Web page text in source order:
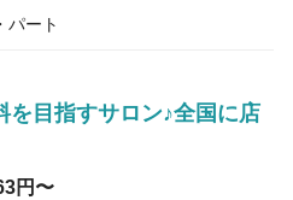
パート
を目指すサロン♪全国に店
円〜